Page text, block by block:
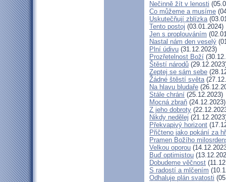
Nečinně žít v lenosti
Co můžeme a musíme
Uskutečňují zblízka
Tento postoj (03.01.2024)
Jen s proplouváním
Nastal nám den veselý
Plní údivu (31.12.2023)
Prozřetelnost Boží
Štěstí národů
Zeptej se sám sebe
Žádné štěstí světa
Na hlavu bludaře
Stále chrání (25.12.2023)
Mocná zbraň (24.12.2023)
Z jeho dobroty
Nikdy nedělej
Překvapivý horizont
Přičteno jako pokání za
Pramen Božího
Velkou oporou
Buď optimistou
Dobudeme věčnost
S radostí a mlčením
Odhaluje plán svatosti